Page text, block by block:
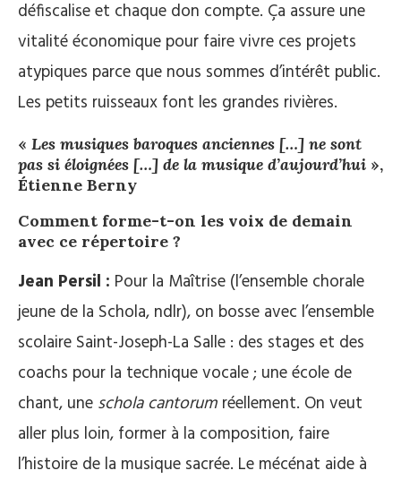
défiscalise et chaque don compte. Ça assure une
vitalité économique pour faire vivre ces projets
atypiques parce que nous sommes d’intérêt public.
Les petits ruisseaux font les grandes rivières.
« Les musiques baroques anciennes […] ne sont
pas si éloignées […] de la musique d’aujourd’hui »,
Étienne Berny
Comment forme-t-on les voix de demain
avec ce répertoire ?
Jean Persil : Pour la Maîtrise (l’ensemble chorale
jeune de la Schola, ndlr), on bosse avec l’ensemble
scolaire Saint-Joseph-La Salle : des stages et des
coachs pour la technique vocale ; une école de
chant, une schola cantorum réellement. On veut
aller plus loin, former à la composition, faire
l’histoire de la musique sacrée. Le mécénat aide à